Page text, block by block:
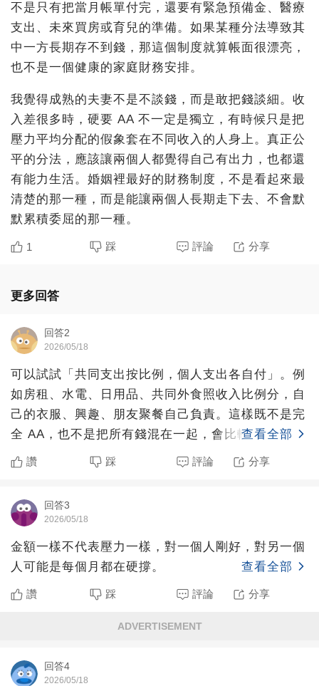
不是只有把當月帳單付完，還要有緊急預備金、醫療
支出、未來買房或育兒的準備。如果某種分法導致其
中一方長期存不到錢，那這個制度就算帳面很漂亮，
也不是一個健康的家庭財務安排。
我覺得成熟的夫妻不是不談錢，而是敢把錢談細。收
入差很多時，硬要 AA 不一定是獨立，有時候只是把
壓力平均分配的假象套在不同收入的人身上。真正公
平的分法，應該讓兩個人都覺得自己有出力，也都還
有能力生活。婚姻裡最好的財務制度，不是看起來最
清楚的那一種，而是能讓兩個人長期走下去、不會默
默累積委屈的那一種。
1 踩 評論 分享
更多回答
回答2
2026/05/18
可以試試「共同支出按比例，個人支出各自付」。例
如房租、水電、日用品、共同外食照收入比例分，自
己的衣服、興趣、朋友聚餐自己負責。這樣既不是完
全 AA，也不是把所有錢混在一起，會比較有彈性。
查看全部
讚 踩 評論 分享
回答3
2026/05/18
金額一樣不代表壓力一樣，對一個人剛好，對另一個
人可能是每個月都在硬撐。
查看全部
讚 踩 評論 分享
ADVERTISEMENT
回答4
2026/05/18